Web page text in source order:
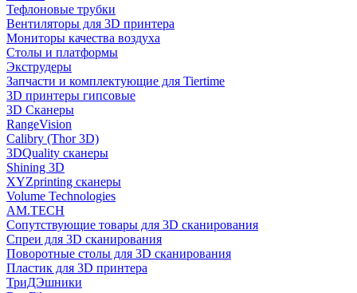
Тефлоновые трубки
Вентиляторы для 3D принтера
Мониторы качества воздуха
Столы и платформы
Экструдеры
Запчасти и комплектующие для Tiertime
3D принтеры гипсовые
3D Сканеры
RangeVision
Calibry (Thor 3D)
3DQuality сканеры
Shining 3D
XYZprinting сканеры
Volume Technologies
AM.TECH
Сопутствующие товары для 3D сканирования
Спреи для 3D сканирования
Поворотные столы для 3D сканирования
Пластик для 3D принтера
ТриДЭшники